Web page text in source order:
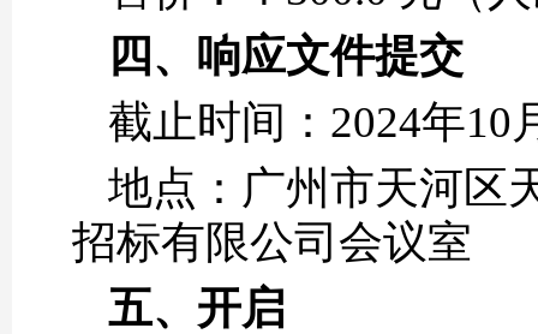
四、响应文件提交
截止时间：2024年10
地点：广州市天河区
招标有限公司会议室
五、开启